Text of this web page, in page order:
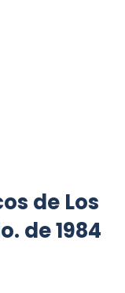
de Los
de 1984